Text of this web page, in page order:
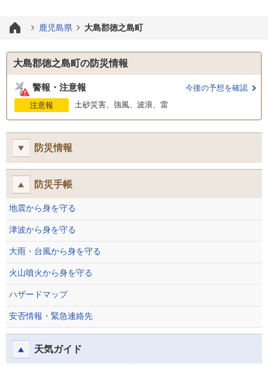
鹿児島県 大島郡徳之島町
大島郡徳之島町の防災情報
警報・注意報
今後の予想を確認
注意報
土砂災害、強風、波浪、雷
防災情報
防災手帳
地震から身を守る
津波から身を守る
大雨・台風から身を守る
火山噴火から身を守る
ハザードマップ
安否情報・緊急連絡先
天気ガイド